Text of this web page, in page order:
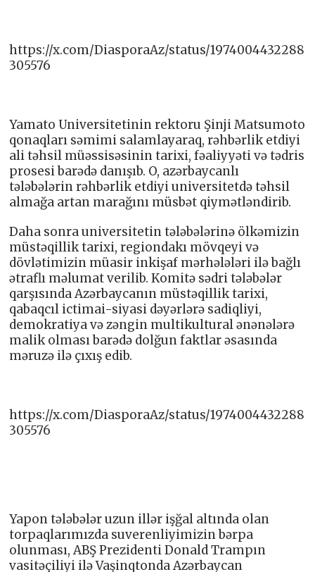
https://x.com/DiasporaAz/status/1974004432288
305576
Yamato Universitetinin rektoru Şinji Matsumoto
qonaqları səmimi salamlayaraq, rəhbərlik etdiyi
ali təhsil müəssisəsinin tarixi, fəaliyyəti və tədris
prosesi barədə danışıb. O, azərbaycanlı
tələbələrin rəhbərlik etdiyi universitetdə təhsil
almağa artan marağını müsbət qiymətləndirib.
Daha sonra universitetin tələbələrinə ölkəmizin
müstəqillik tarixi, regiondakı mövqeyi və
dövlətimizin müasir inkişaf mərhələləri ilə bağlı
ətraflı məlumat verilib. Komitə sədri tələbələr
qarşısında Azərbaycanın müstəqillik tarixi,
qabaqcıl ictimai-siyasi dəyərlərə sadiqliyi,
demokratiya və zəngin multikultural ənənələrə
malik olması barədə dolğun faktlar əsasında
məruzə ilə çıxış edib.
https://x.com/DiasporaAz/status/1974004432288
305576
Yapon tələbələr uzun illər işğal altında olan
torpaqlarımızda suverenliyimizin bərpa
olunması, ABŞ Prezidenti Donald Trampın
vasitəçiliyi ilə Vaşinqtonda Azərbaycan